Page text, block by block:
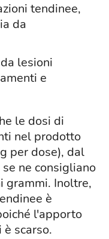
tendinee,
da
lesioni
e
le dosi di
nel prodotto
per dose), dal
ne consigliano
grammi. Inoltre,
è
l'apporto
scarso.